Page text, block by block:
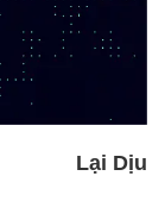
Lại Dịu